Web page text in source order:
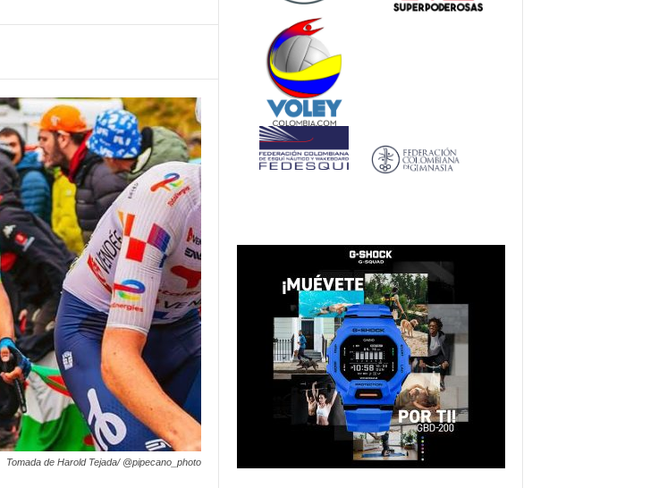
Tomada de Harold Tejada/ @pipecano_photo